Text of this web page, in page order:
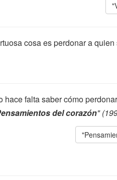
cosa es perdonar a quien
hace falta saber cómo
del corazón"